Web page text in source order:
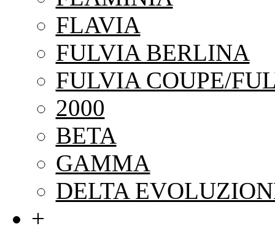
FLAVIA
FULVIA BERLINA
FULVIA COUPE/
2000
BETA
GAMMA
DELTA
+